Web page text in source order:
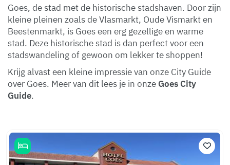
Goes, de stad met de historische stadshaven. Door zijn
kleine pleinen zoals de Vlasmarkt, Oude Vismarkt en
Beestenmarkt, is Goes een erg gezellige en warme
stad. Deze historische stad is dan perfect voor een
stadswandeling of gewoon om lekker te shoppen!
Krijg alvast een kleine impressie van onze City Guide
over Goes. Meer van dit lees je in onze Goes City
Guide.